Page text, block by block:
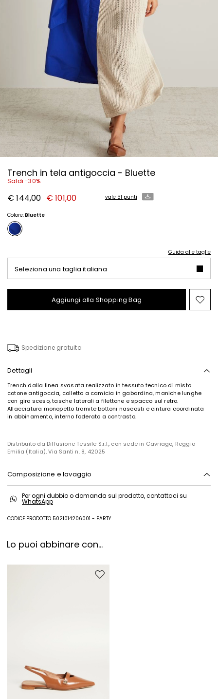
Trench in tela antigoccia - Bluette
Saldi -30%
Prezzo
originale
144,00
€ 144,00 Nuovo
prezzo
€ 101,00 vale 51 punti
Colore:Bluette
Guida alle taglie
Seleziona una taglia italiana
Aggiungi alla Shopping Bag
Spedizione gratuita
Dettagli
Trench dalla linea svasata realizzato in tessuto tecnico di misto
cotone antigoccia, colletto a camicia in gabardina, maniche lunghe
con giro sceso, tasche laterali a filettone e spacco sul retro.
Allacciatura monopetto tramite bottoni nascosti e cintura coordinata
in abbinamento, interno foderato a contrasto.
Distribuito da Diffusione Tessile S.r.l., con sede in Cavriago, Reggio
Emilia (Italia), Via Santi n. 8, 42025
Composizione e lavaggio
asciugare in tamburo; asciugare appeso in ombra; ferro tiepido max
120 gradi c; lavare a secco delicato con idrocarburi; non lavare ad
Per ogni dubbio o domanda sul prodotto, contattaci su
WhatsApp
CODICE PRODOTTO 5021014206001 - PARTY
Lo puoi abbinare con...
Sposta nella wishlist